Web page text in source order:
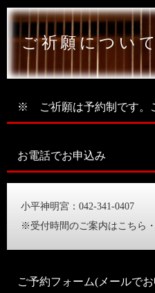
ご祈願につい
※ ご祈願は予約制です。
お電話でお申込み
小平神明宮：042-341-0407
※受付時間のご案内はこちら
ご予約フォーム(メールで